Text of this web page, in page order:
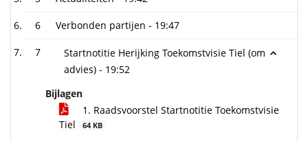
6 Verbonden partijen - 19:47
7
Startnotitie Herijking Toekomstvisie Tiel (om
advies) - 19:52
Bijlagen
1. Raadsvoorstel Startnotitie Toekomstvisie
Tiel
64 KB